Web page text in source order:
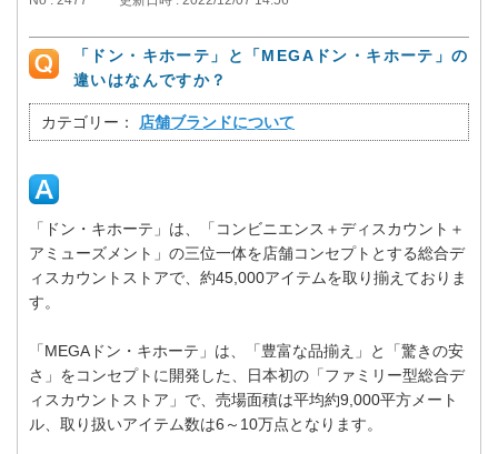
「ドン・キホーテ」と「MEGAドン・キホーテ」の
違いはなんですか？
カテゴリー： 店舗ブランドについて
「ドン・キホーテ」は、「コンビニエンス＋ディスカウント＋
アミューズメント」の三位一体を店舗コンセプトとする総合デ
ィスカウントストアで、約45,000アイテムを取り揃えておりま
す。
「MEGAドン・キホーテ」は、「豊富な品揃え」と「驚きの安
さ」をコンセプトに開発した、日本初の「ファミリー型総合デ
ィスカウントストア」で、売場面積は平均約9,000平方メート
ル、取り扱いアイテム数は6～10万点となります。